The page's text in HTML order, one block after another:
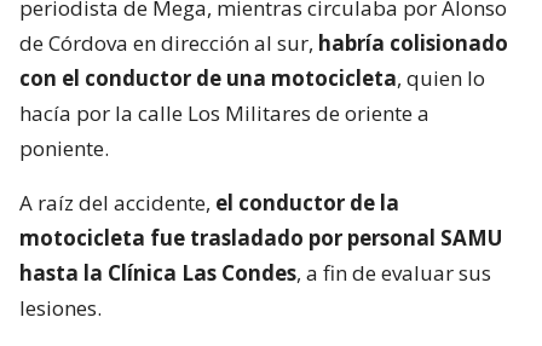
periodista de Mega, mientras circulaba por Alonso
de Córdova en dirección al sur, habría colisionado
con el conductor de una motocicleta, quien lo
hacía por la calle Los Militares de oriente a
poniente.
A raíz del accidente, el conductor de la
motocicleta fue trasladado por personal SAMU
hasta la Clínica Las Condes, a fin de evaluar sus
lesiones.